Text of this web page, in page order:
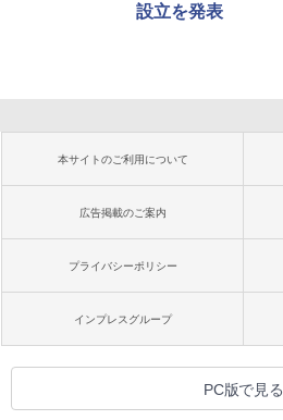
設立を発表
本サイトのご利用について
広告掲載のご案内
プライバシーポリシー
インプレスグループ
PC版で見る